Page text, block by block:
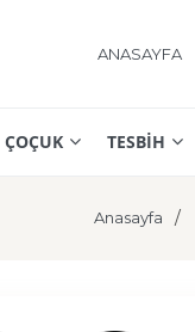
ANASAYFA
ÇOÇUK TESBİH
Anasayfa